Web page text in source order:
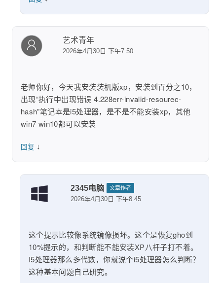
艺术青年
2026年4月30日 下午7:50
老师你好，今天我安装装机版xp，安装到百分之10，
出现“执行中出现错误 4.228err-invalid-resourec-
hash”笔记本是i5处理器，是不是不能安装xp，其他
win7 win10都可以安装
回复 ↓
2345电脑 文章作者
2026年4月30日 下午8:45
这个提示比较像系统镜像损坏。这个是恢复gho到
10%提示的，和判断能不能安装XP八杆子打不着。
I5处理器那么多代数，你就说个i5处理器怎么判断？
这种基本问题自己研究。